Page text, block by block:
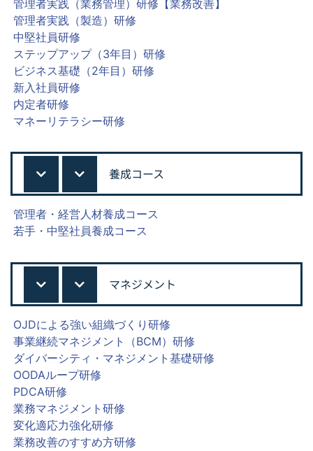
管理者実践（業務管理）研修【業務改善】
管理者実践（製造）研修
中堅社員研修
ステップアップ（3年目）研修
ビジネス基礎（2年目）研修
新入社員研修
内定者研修
マネーリテラシー研修
養成コース
管理者・経営人材養成コース
若手・中堅社員養成コース
マネジメント
OJDによる強い組織づくり研修
事業継続マネジメント（BCM）研修
ダイバーシティ・マネジメント基礎研修
OODAループ研修
PDCA研修
業務マネジメント研修
変化適応力強化研修
業務改善のすすめ方研修